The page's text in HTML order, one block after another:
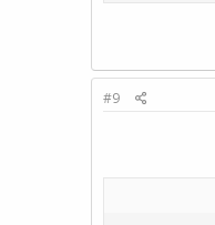
#9